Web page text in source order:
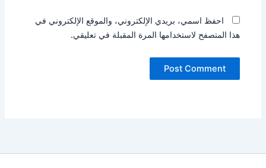
احفظ اسمي، بريدي الإلكتروني، والموقع الإلكتروني في
هذا المتصفح لاستخدامها المرة المقبلة في تعليقي.